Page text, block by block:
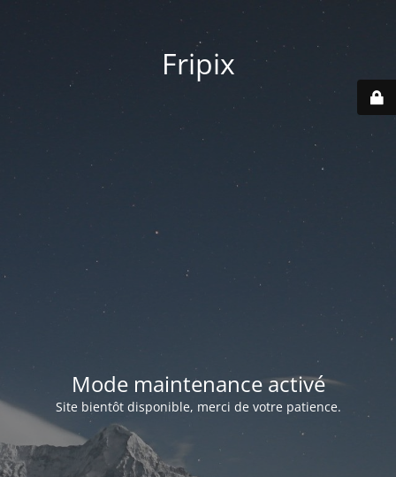
Fripix
Mode maintenance activé
Site bientôt disponible, merci de votre patience.